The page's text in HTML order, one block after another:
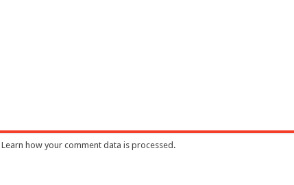
Learn how your comment data is processed .